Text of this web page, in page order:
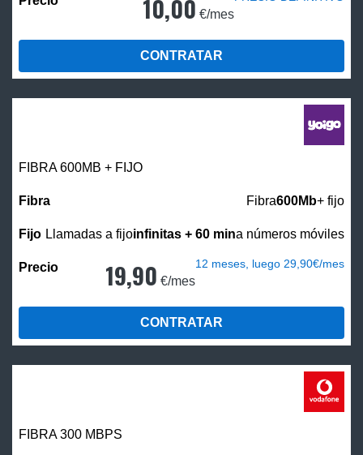
10,00 €/mes
CONTRATAR
FIBRA 600MB + FIJO
Fibra600Mb+ fijo
Llamadas a fijoinfinitas + 60 mina números móviles
19,90 €/mes
12 meses, luego 29,90€/mes
CONTRATAR
FIBRA 300 MBPS